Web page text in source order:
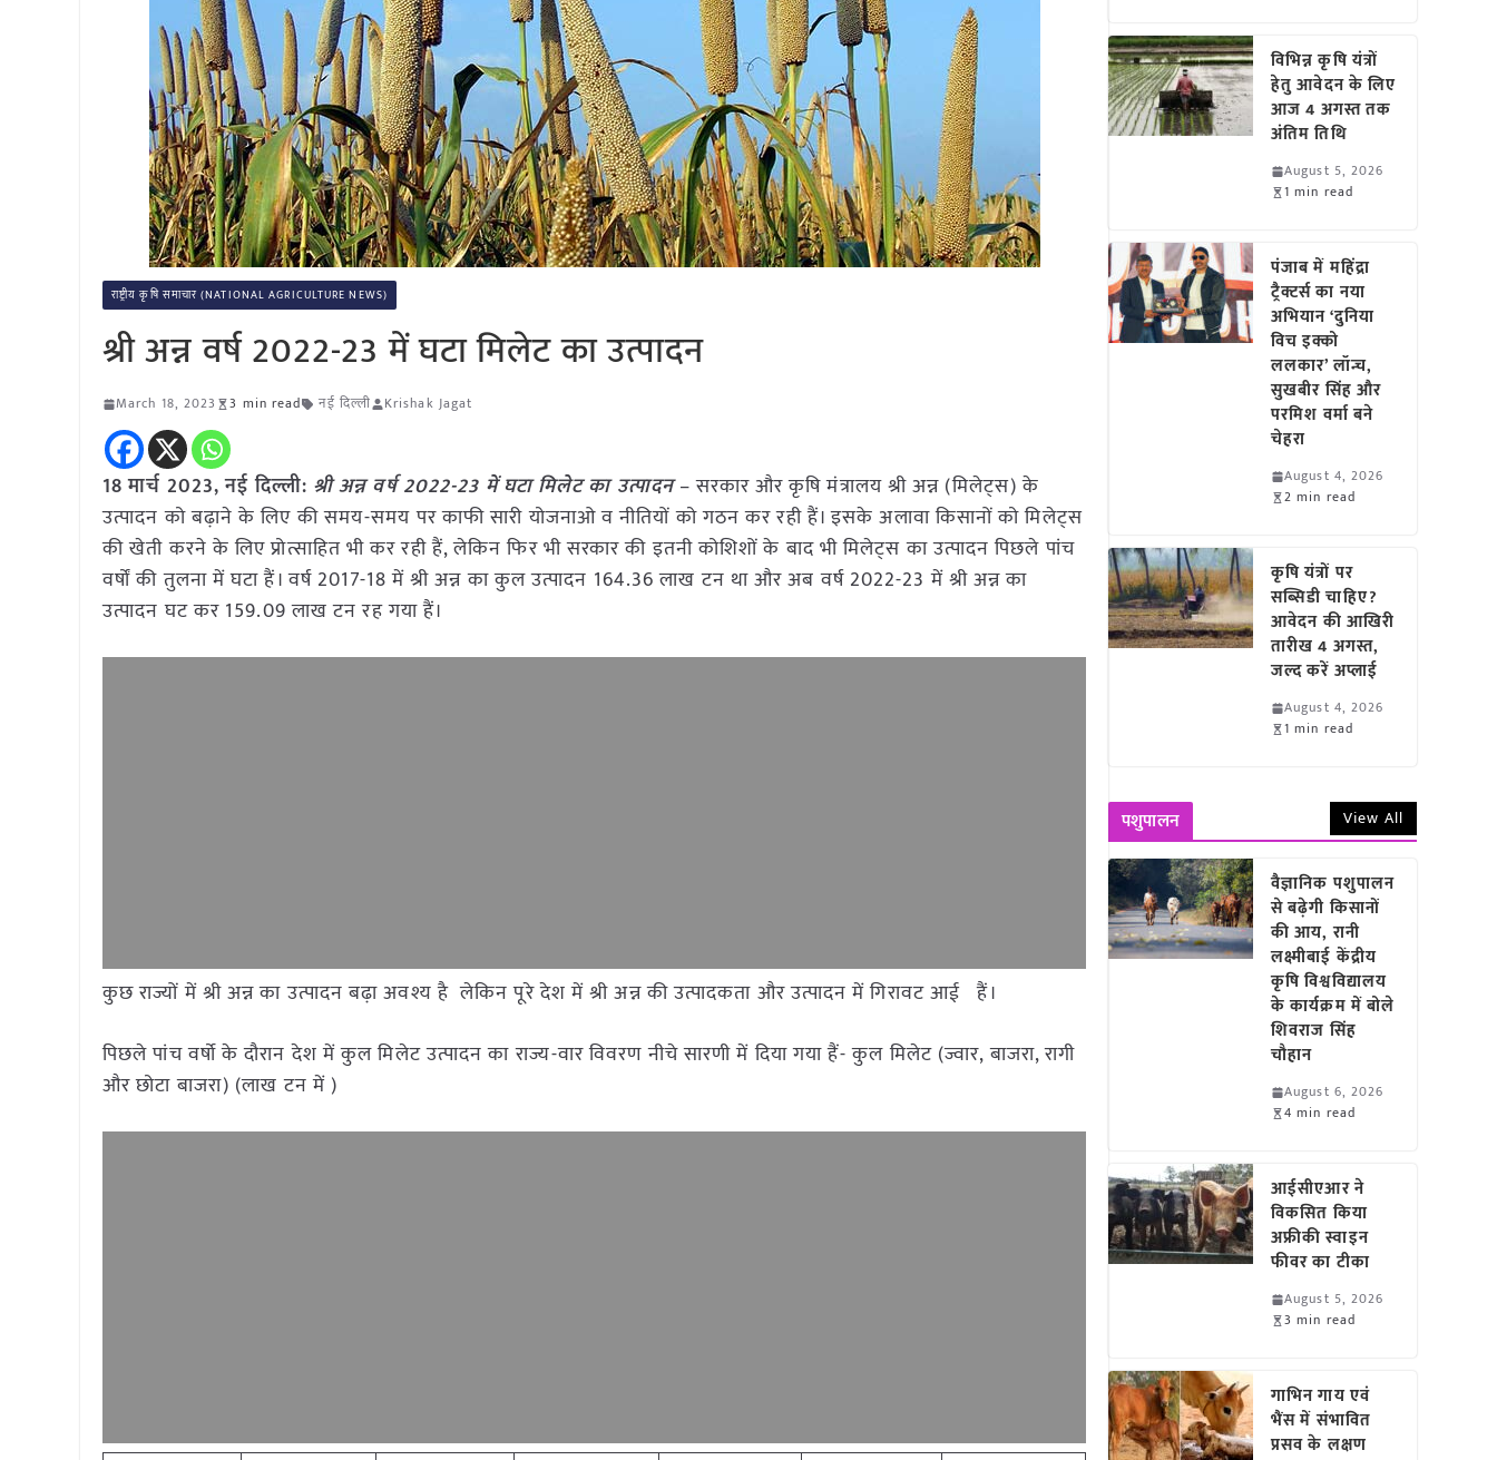
राष्ट्रीय कृषि समाचार (NATIONAL AGRICULTURE NEWS)
श्री अन्न वर्ष 2022-23 में घटा मिलेट का उत्पादन
March 18, 2023 3 min read नई दिल्ली Krishak Jagat
18 मार्च 2023, नई दिल्ली: श्री अन्न वर्ष 2022-23 में घटा मिलेट का उत्पादन– सरकार और कृषि मंत्रालय श्री अन्न (मिलेट्स) के
उत्पादन को बढ़ाने के लिए की समय-समय पर काफी सारी योजनाओ व नीतियों को गठन कर रही हैं। इसके अलावा किसानों को मिलेट्स
की खेती करने के लिए प्रोत्साहित भी कर रही हैं, लेकिन फिर भी सरकार की इतनी कोशिशों के बाद भी मिलेट्स का उत्पादन पिछले पांच
वर्षों की तुलना में घटा हैं। वर्ष 2017-18 में श्री अन्न का कुल उत्पादन 164.36 लाख टन था और अब वर्ष 2022-23 में श्री अन्न का
उत्पादन घट कर 159.09 लाख टन रह गया हैं।
कुछ राज्यों में श्री अन्न का उत्पादन बढ़ा अवश्य है लेकिन पूरे देश में श्री अन्न की उत्पादकता और उत्पादन में गिरावट आई हैं।
पिछले पांच वर्षो के दौरान देश में कुल मिलेट उत्पादन का राज्य-वार विवरण नीचे सारणी में दिया गया हैं- कुल मिलेट (ज्वार, बाजरा, रागी
और छोटा बाजरा) (लाख टन में )
विभिन्न कृषि यंत्रों
हेतु आवेदन के लिए
आज 4 अगस्त तक
अंतिम तिथि
August 5, 2026
1 min read
पंजाब में महिंद्रा
ट्रैक्टर्स का नया
अभियान ‘दुनिया
विच इक्को
ललकार’ लॉन्च,
सुखबीर सिंह और
परमिश वर्मा बने
चेहरा
August 4, 2026
2 min read
कृषि यंत्रों पर
सब्सिडी चाहिए?
आवेदन की आखिरी
तारीख 4 अगस्त,
जल्द करें अप्लाई
August 4, 2026
1 min read
पशुपालन View All
वैज्ञानिक पशुपालन
से बढ़ेगी किसानों
की आय, रानी
लक्ष्मीबाई केंद्रीय
कृषि विश्वविद्यालय
के कार्यक्रम में बोले
शिवराज सिंह
चौहान
August 6, 2026
4 min read
आईसीएआर ने
विकसित किया
अफ्रीकी स्वाइन
फीवर का टीका
August 5, 2026
3 min read
गाभिन गाय एवं
भैंस में संभावित
प्रसव के लक्षण